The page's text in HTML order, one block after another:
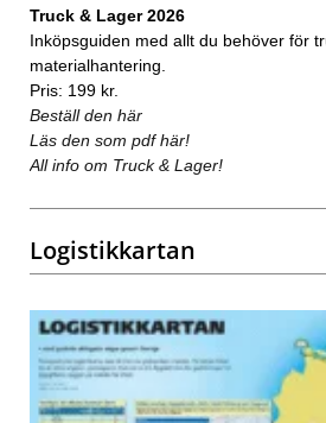
Truck & Lager 2026
Inköpsguiden med allt du behöver för
materialhantering.
Pris: 199 kr.
Beställ den här
Läs den som pdf här!
All info om Truck & Lager!
Logistikkartan